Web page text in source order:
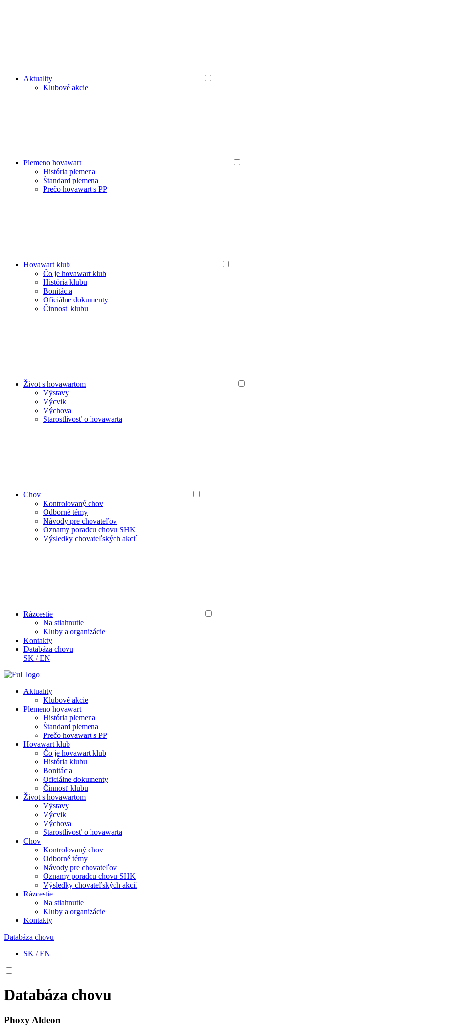
Aktuality
Klubové akcie
Plemeno hovawart
História plemena
Štandard plemena
Prečo hovawart s PP
Hovawart klub
Čo je hovawart klub
História klubu
Bonitácia
Oficiálne dokumenty
Činnosť klubu
Život s hovawartom
Výstavy
Výcvik
Výchova
Starostlivosť o hovawarta
Chov
Kontrolovaný chov
Odborné témy
Návody pre chovateľov
Oznamy poradcu chovu SHK
Výsledky chovateľských akcií
Rázcestie
Na stiahnutie
Kluby a organizácie
Kontakty
Databáza chovu
SK /EN
Aktuality
Klubové akcie
Plemeno hovawart
História plemena
Štandard plemena
Prečo hovawart s PP
Hovawart klub
Čo je hovawart klub
História klubu
Bonitácia
Oficiálne dokumenty
Činnosť klubu
Život s hovawartom
Výstavy
Výcvik
Výchova
Starostlivosť o hovawarta
Chov
Kontrolovaný chov
Odborné témy
Návody pre chovateľov
Oznamy poradcu chovu SHK
Výsledky chovateľských akcií
Rázcestie
Na stiahnutie
Kluby a organizácie
Kontakty
Databáza chovu
SK /EN
Databáza chovu
Phoxy Aldeon